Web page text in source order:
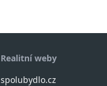
Realitní weby
spolubydlo.cz